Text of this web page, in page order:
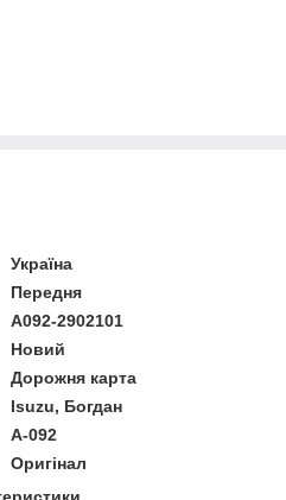
Україна
Передня
A092-2902101
Новий
Дорожня карта
Isuzu, Богдан
А-092
Оригінал